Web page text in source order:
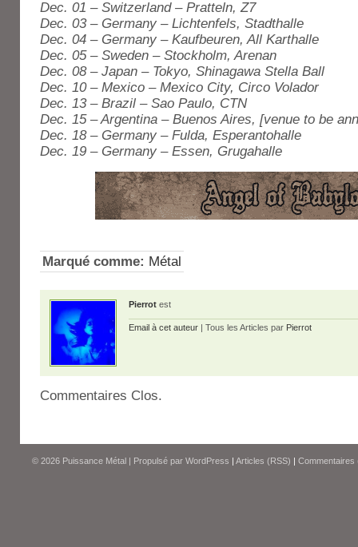
Dec. 01 – Switzerland – Pratteln, Z7
Dec. 03 – Germany – Lichtenfels, Stadthalle
Dec. 04 – Germany – Kaufbeuren, All Karthalle
Dec. 05 – Sweden – Stockholm, Arenan
Dec. 08 – Japan – Tokyo, Shinagawa Stella Ball
Dec. 10 – Mexico – Mexico City, Circo Volador
Dec. 13 – Brazil – Sao Paulo, CTN
Dec. 15 – Argentina – Buenos Aires, [venue to be
Dec. 18 – Germany – Fulda, Esperantohalle
Dec. 19 – Germany – Essen, Grugahalle
Marqué comme: Métal
Pierrot est
Email à cet auteur | Tous les Articles par Pierrot
Commentaires Clos.
© 2026 Puissance Métal | Propulsé par WordPress | Articles (RSS) | Commentaires